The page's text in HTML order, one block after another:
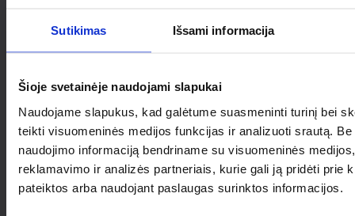
Sutikimas Išsami informacija
Šioje svetainėje naudojami slapukai
Naudojame slapukus, kad galėtume suasmeninti turinį bei
teikti visuomeninės medijos funkcijas ir analizuoti srautą.
naudojimo informaciją bendriname su visuomeninės medijos,
reklamavimo ir analizės partneriais, kurie gali ją pridėti prie
pateiktos arba naudojant paslaugas surinktos informacijos.